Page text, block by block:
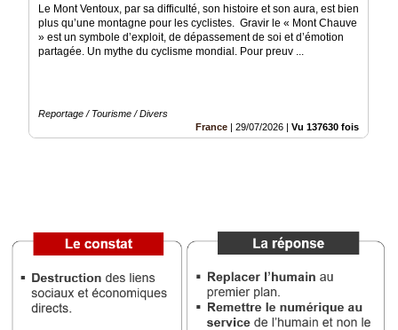
Médias
groupe
Inscription
Le Mont Ventoux, par sa difficulté, son histoire et son aura, est bien
plus qu’une montagne pour les cyclistes. Gravir le « Mont Chauve
» est un symbole d’exploit, de dépassement de soi et d’émotion
partagée. Un mythe du cyclisme mondial. Pour preuv ...
Reportage / Tourisme / Divers
France
29/07/2026 Vu 137630 fois